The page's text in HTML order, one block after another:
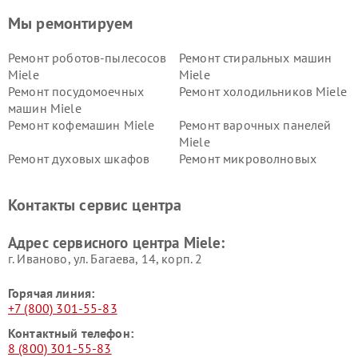
Мы ремонтируем
Ремонт роботов-пылесосов
Miele
Ремонт стиральных машин
Miele
Ремонт посудомоечных
машин Miele
Ремонт холодильников Miele
Ремонт кофемашин Miele
Ремонт варочных панелей
Miele
Ремонт духовых шкафов
Ремонт микроволновых
Miele
Miele
пылесосов Miele
Контакты сервис центра
Адрес сервисного центра Miele:
г. Иваново, ул. Багаева, 14, корп. 2
Горячая линия:
+7 (800) 301-55-83
Контактный телефон:
8 (800) 301-55-83